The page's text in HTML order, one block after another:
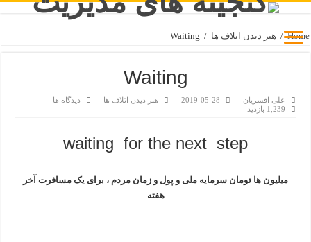
Home
/ هنر دیدن اتلاف ها /
Waiting
Waiting
علی افسریان 2019-05-28 هنر دیدن اتلاف ها
دیدگاه ها
1,239 بازدید
waiting for the next step
میلیون ها تومان سرمایه ملی و پول و زمان مردم ، برای یک مسافرت آخر
هفته